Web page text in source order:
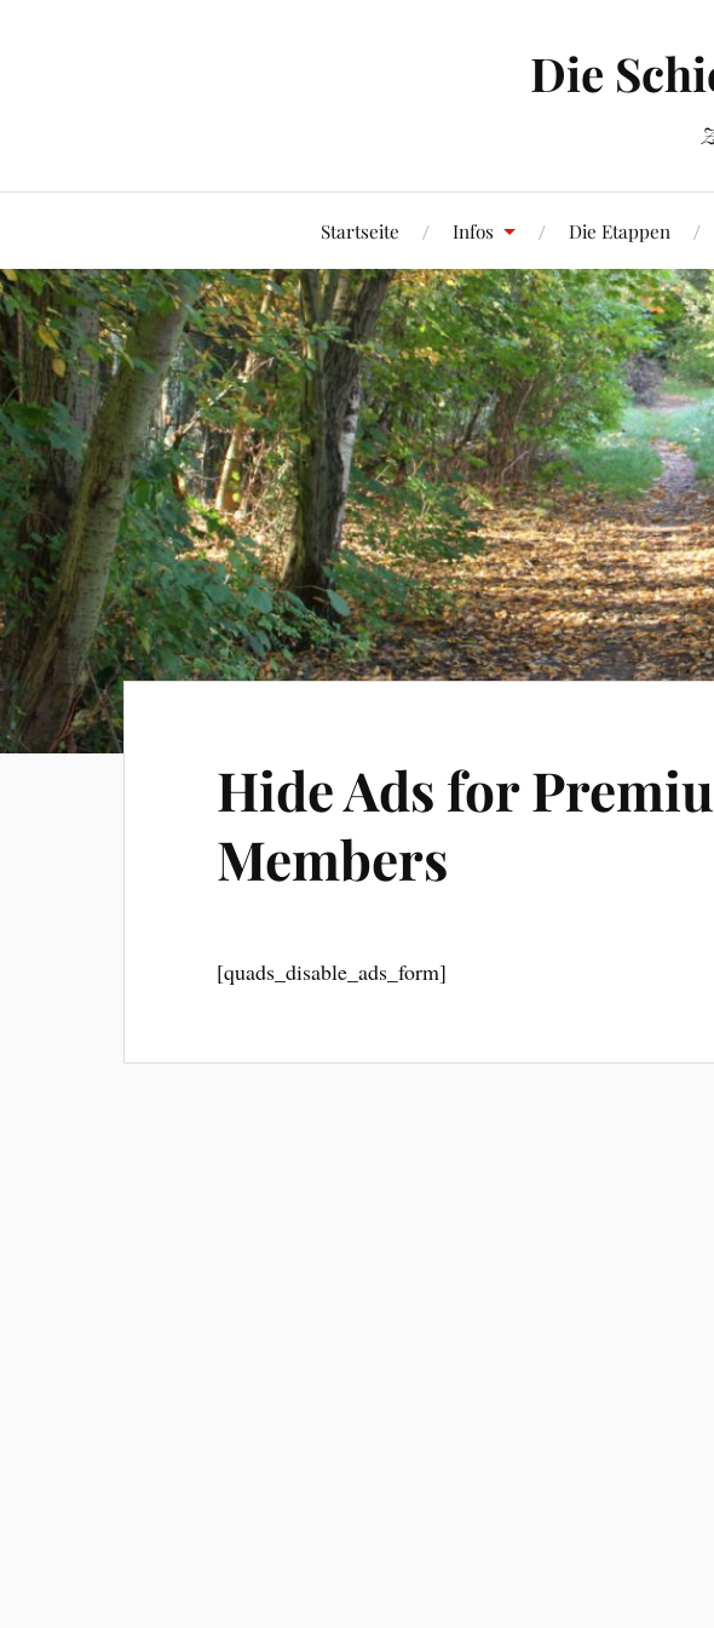
Die
Startseite Infos Die Etappen
Hide Ads for
Members
[quads_disable_ads_form]